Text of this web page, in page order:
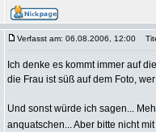
Verfasst am: 06.08.2006, 12:00
Ich denke es kommt immer auf
die Frau ist süß auf dem Foto,
Und sonst würde ich sagen...
anquatschen... Aber bitte nicht